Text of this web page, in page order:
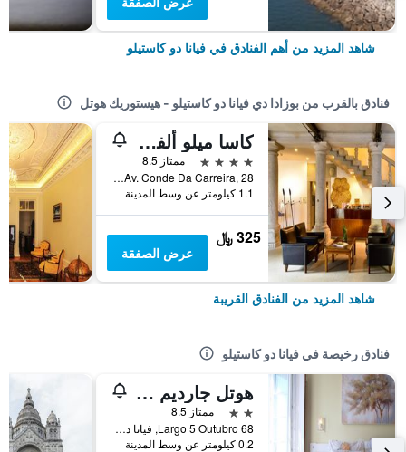
شاهد المزيد من أهم الفنادق في فيانا دو كاستيلو
فنادق بالقرب من بوزادا دي فيانا دو كاستيلو - هيستوريك هوتل
كاسا ميلو ألفيم باي أنلوك هوتلز
4 نجوم
ممتاز 8.5
Av. Conde Da Carreira, 28, فيانا دو كاستيلو, محافظة فيانا دو كاستيلو, البرتغال
1.1 كيلومتر عن وسط المدينة
325 ﷼
عرض الصفقة
شاهد المزيد من الفنادق القريبة
فنادق رخيصة في فيانا دو كاستيلو
هوتل جارديم فيانا دو كاستيلو
2 نجمتين
ممتاز 8.5
Largo 5 Outubro 68, فيانا دو كاستيلو, محافظة فيانا دو كاستيلو, البرتغال
0.2 كيلومتر عن وسط المدينة